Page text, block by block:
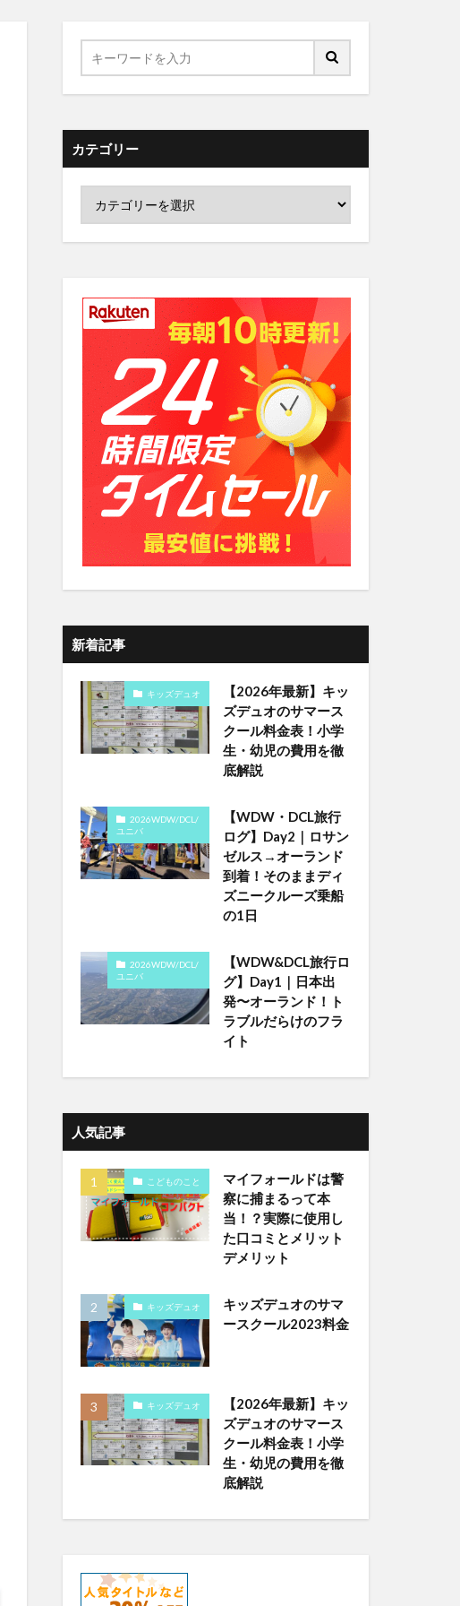
カテゴリー
新着記事
キッズデュオ
【2026年最新】キッ
ズデュオのサマース
クール料金表！小学
生・幼児の費用を徹
底解説
2026WDW/DCL/
ユニバ
【WDW・DCL旅行
ログ】Day2｜ロサン
ゼルス→オーランド
到着！そのままディ
ズニークルーズ乗船
の1日
2026WDW/DCL/
ユニバ
【WDW&DCL旅行ロ
グ】Day1｜日本出
発〜オーランド！ト
ラブルだらけのフラ
イト
人気記事
こどものこと
マイフォールドは警
察に捕まるって本
当！？実際に使用し
た口コミとメリット
デメリット
キッズデュオ
キッズデュオのサマ
ースクール2023料金
キッズデュオ
【2026年最新】キッ
ズデュオのサマース
クール料金表！小学
生・幼児の費用を徹
底解説